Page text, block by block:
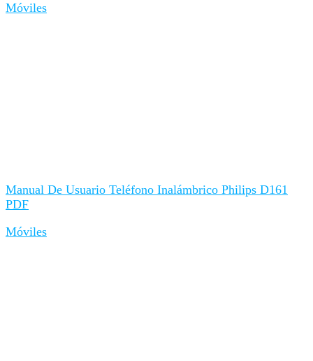
Móviles
Manual De Usuario Teléfono Inalámbrico Philips D161
PDF
Móviles